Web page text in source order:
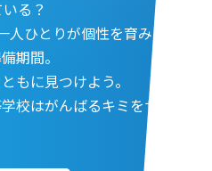
る？
人ひとりが個性を育み
期間。
もに見つけよう。
校はがんばるキミをサポ